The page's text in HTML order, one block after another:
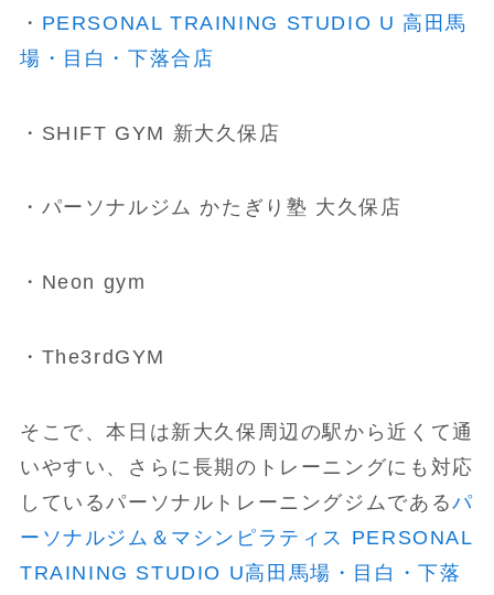
・ PERSONAL TRAINING STUDIO U 高田馬
場・目白・下落合店
・SHIFT GYM 新大久保店
・パーソナルジム かたぎり塾 大久保店
・Neon gym
・The3rdGYM
そこで、本日は新大久保周辺の駅から近くて通
いやすい、さらに長期のトレーニングにも対応
しているパーソナルトレーニングジムであるパ
ーソナルジム＆マシンピラティス PERSONAL
TRAINING STUDIO U高田馬場・目白・下落